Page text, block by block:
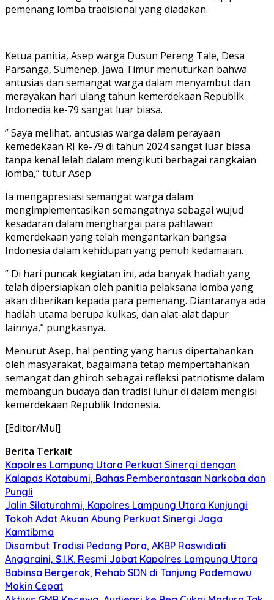
pemenang lomba tradisional yang diadakan.
Ketua panitia, Asep warga Dusun Pereng Tale, Desa
Parsanga, Sumenep, Jawa Timur menuturkan bahwa
antusias dan semangat warga dalam menyambut dan
merayakan hari ulang tahun kemerdekaan Republik
Indonedia ke-79 sangat luar biasa.
” Saya melihat, antusias warga dalam perayaan
kemedekaan RI ke-79 di tahun 2024 sangat luar biasa
tanpa kenal lelah dalam mengikuti berbagai rangkaian
lomba,” tutur Asep
Ia mengapresiasi semangat warga dalam
mengimplementasikan semangatnya sebagai wujud
kesadaran dalam menghargai para pahlawan
kemerdekaan yang telah mengantarkan bangsa
Indonesia dalam kehidupan yang penuh kedamaian.
” Di hari puncak kegiatan ini, ada banyak hadiah yang
telah dipersiapkan oleh panitia pelaksana lomba yang
akan diberikan kepada para pemenang. Diantaranya ada
hadiah utama berupa kulkas, dan alat-alat dapur
lainnya,” pungkasnya.
Menurut Asep, hal penting yang harus dipertahankan
oleh masyarakat, bagaimana tetap mempertahankan
semangat dan ghiroh sebagai refleksi patriotisme dalam
membangun budaya dan tradisi luhur di dalam mengisi
kemerdekaan Republik Indonesia.
[Editor/Mul]
Berita Terkait
Kapolres Lampung Utara Perkuat Sinergi dengan
Kalapas Kotabumi, Bahas Pemberantasan Narkoba dan
Pungli
Jalin Silaturahmi, Kapolres Lampung Utara Kunjungi
Tokoh Adat Akuan Abung Perkuat Sinergi Jaga
Kamtibma
Disambut Tradisi Pedang Pora, AKBP Raswidiati
Anggraini, S.I.K. Resmi Jabat Kapolres Lampung Utara
Babinsa Bergerak, Rehab SDN di Tanjung Pademawu
Makin Cepat